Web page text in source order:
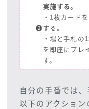
❷
実施する。
・1枚カード
する。
・場と手札の
を即座にプレ
す。
自分の手番では
以下のアクション